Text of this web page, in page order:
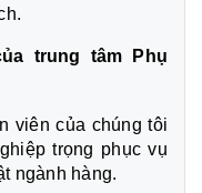
trung tâm Phụ
viên của chúng tôi
trọng phục vụ
ngành hàng.